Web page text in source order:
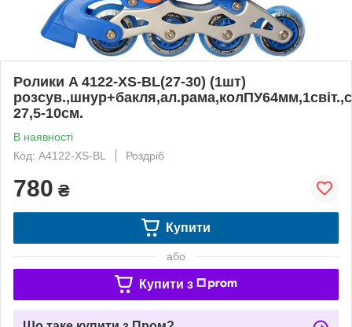
Ролики A 4122-XS-BL(27-30) (1шт)
27,5-10см.
В наявності
Код: A4122-XS-BL
Роздріб
780 ₴
Купити
або
Купити з